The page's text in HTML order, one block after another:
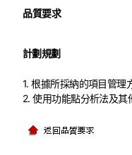
品質要求
計劃規劃
1. 根據所採納的項目管理
2. 使用功能點分析法及